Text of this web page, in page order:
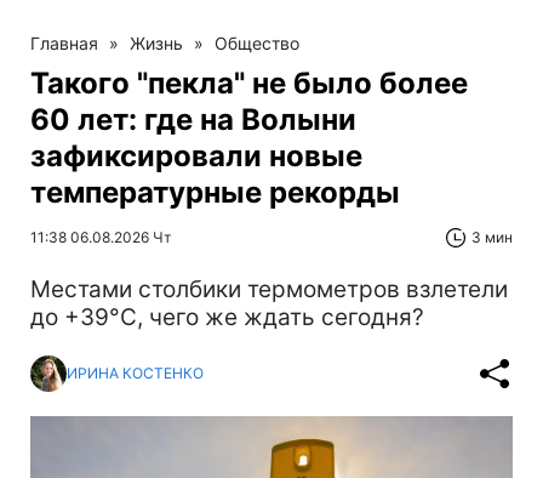
Главная » Жизнь » Общество
Такого "пекла" не было более
60 лет: где на Волыни
зафиксировали новые
температурные рекорды
11:38 06.08.2026 Чт 3 мин
Местами столбики термометров взлетели
до +39°С, чего же ждать сегодня?
ИРИНА КОСТЕНКО